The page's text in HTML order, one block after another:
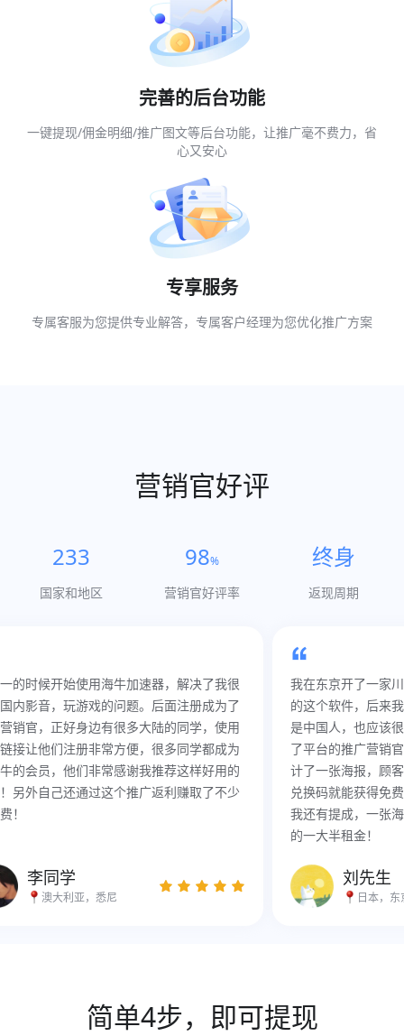
完善的后台功能
一键提现/佣金明细/推广图文等后台功能，让推广毫不费力，省
心又安心
专享服务
专属客服为您提供专业解答，专属客户经理为您优化推广方案
营销官好评
233
国家和地区
98%
营销官好评率
终身
返现周期
的时候开始使用海牛加速器，解决了我很
内影音，玩游戏的问题。后面注册成为了
销官，正好身边有很多大陆的同学，使用
接让他们注册非常方便，很多同学都成为
的会员，他们非常感谢我推荐这样好用的
另外自己还通过这个推广返利赚取了不少
！
李同学
澳大利亚，悉尼
我在东京开了一家
的这个软件，后来
是中国人，也应该
了平台的推广营销
计了一张海报，顾
兑换码就能获得免
我还有提成，一张
的一大半租金！
刘先生
日本，东京
简单4步，即可提现